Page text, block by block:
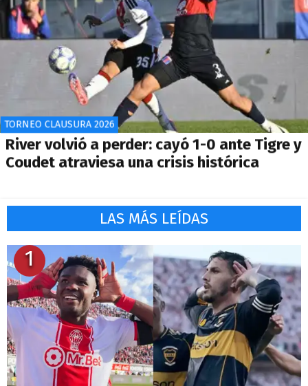
TORNEO CLAUSURA 2026
River volvió a perder: cayó 1-0 ante Tigre y
Coudet atraviesa una crisis histórica
LAS MÁS LEÍDAS
1